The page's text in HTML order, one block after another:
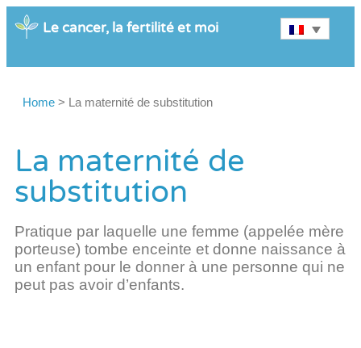
Le cancer, la fertilité et moi
Home > La maternité de substitution
La maternité de
substitution
Pratique par laquelle une femme (appelée mère
porteuse) tombe enceinte et donne naissance à
un enfant pour le donner à une personne qui ne
peut pas avoir d’enfants.